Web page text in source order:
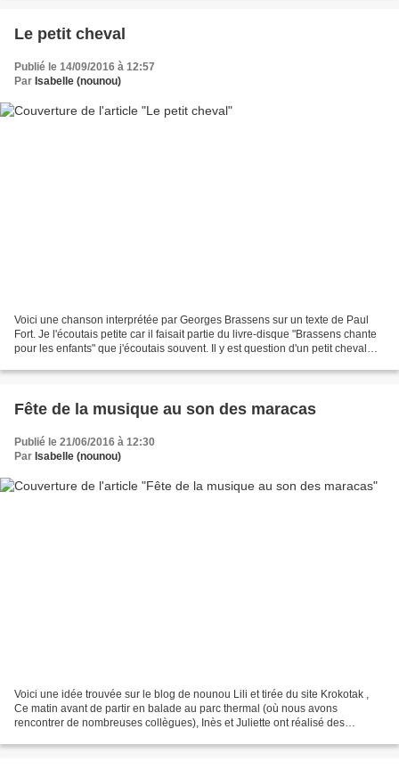
Le petit cheval
Publié le 14/09/2016 à 12:57
Par Isabelle (nounou)
Voici une chanson interprétée par Georges Brassens sur un texte de Paul
Fort. Je l'écoutais petite car il faisait partie du livre-disque "Brassens chante
pour les enfants" que j'écoutais souvent. Il y est question d'un petit cheval
Fête de la musique au son des maracas
Publié le 21/06/2016 à 12:30
Par Isabelle (nounou)
Voici une idée trouvée sur le blog de nounou Lili et tirée du site Krokotak ,
Ce matin avant de partir en balade au parc thermal (où nous avons
rencontrer de nombreuses collègues), Inès et Juliette ont réalisé des